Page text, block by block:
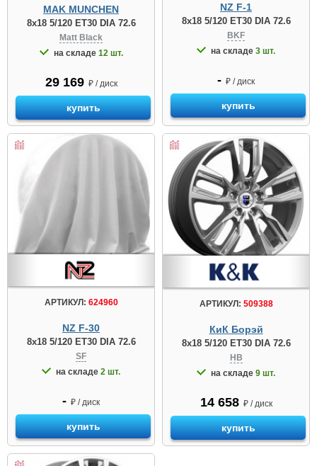
MAK MUNCHEN
8x18 5/120 ET30 DIA 72.6
Matt Black
на складе 12 шт.
29 169 ₽ / диск
купить
NZ F-1
8x18 5/120 ET30 DIA 72.6
BKF
на складе 3 шт.
- ₽ / диск
купить
АРТИКУЛ: 624960
NZ F-30
8x18 5/120 ET30 DIA 72.6
SF
на складе 2 шт.
- ₽ / диск
купить
АРТИКУЛ: 509388
КиК Борэй
8x18 5/120 ET30 DIA 72.6
HB
на складе 9 шт.
14 658 ₽ / диск
купить